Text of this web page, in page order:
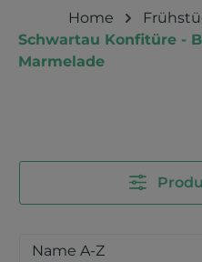
Home
Schwartau Konfitüre -
Marmelade